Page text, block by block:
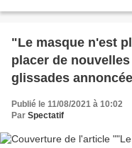
"Le masque n'est
placer de
glissades
Publié le 11/08/2021 à 10:02
Par Spectatif